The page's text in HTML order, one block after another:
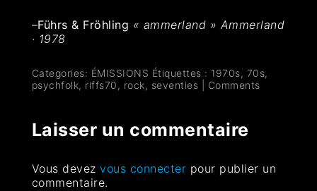
–Führs & Fröhling « ammerland » Ammerland
· 1978
Categories: ÉMISSIONS Étiquettes : 1970s, 70s,
psychfolk, riffs70 , rock, seventies Comments
Laisser un commentaire
Vous devezvous connecter pour publier un
commentaire.